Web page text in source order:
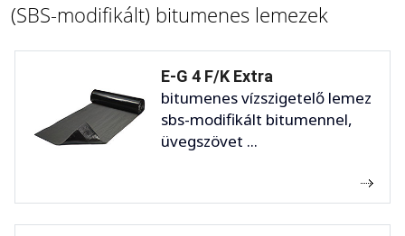
(SBS-modifikált) bitumenes lemezek
E-G 4 F/K Extra
bitumenes vízszigetelő lemez
sbs-modifikált bitumennel,
üvegszövet ...